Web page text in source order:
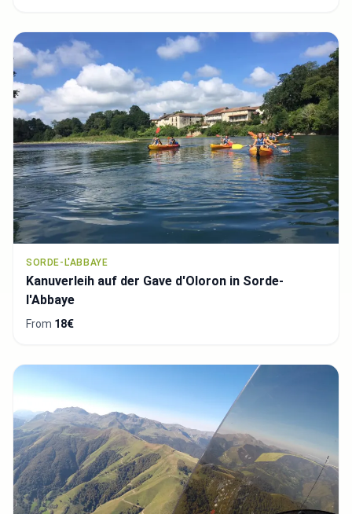
SORDE-L'ABBAYE
Kanuverleih auf der Gave d'Oloron in Sorde-
l'Abbaye
From 18€